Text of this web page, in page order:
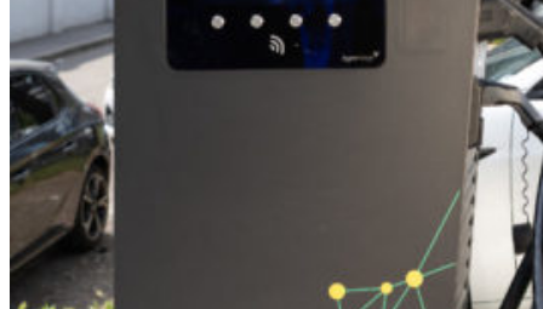
CHI SIAMO
CONTATTI